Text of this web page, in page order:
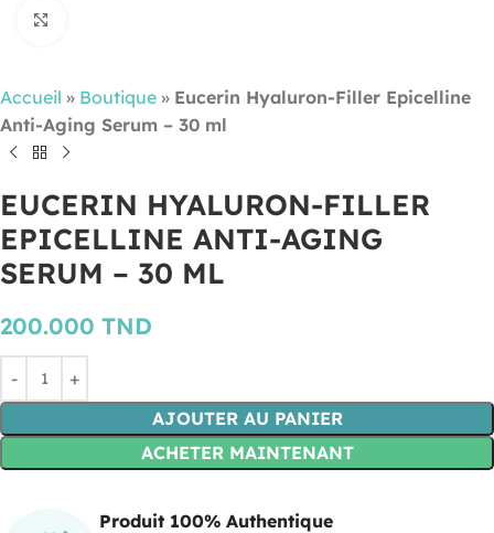
Accueil » Boutique » Eucerin Hyaluron-Filler Epicelline
Anti-Aging Serum – 30 ml
EUCERIN HYALURON-FILLER
EPICELLINE ANTI-AGING
SERUM – 30 ML
200.000 TND
AJOUTER AU PANIER
ACHETER MAINTENANT
Produit 100% Authentique